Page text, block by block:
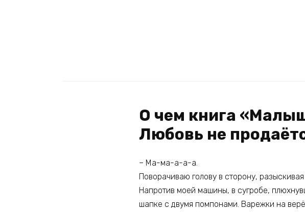
О чем книга
Любовь не
– Ма-ма-а-а-а.
Поворачиваю голову в сторону,
Напротив моей машины, в сугробе,
шапке с двумя помпонами. Варежки на